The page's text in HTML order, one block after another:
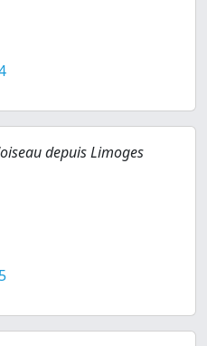
depuis Limoges